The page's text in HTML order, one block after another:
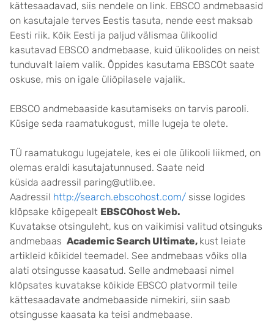
kättesaadavad, siis nendele on link. EBSCO andmebaasid
on kasutajale terves Eestis tasuta, nende eest maksab
Eesti riik. Kõik Eesti ja paljud välismaa ülikoolid
kasutavad EBSCO andmebaase, kuid ülikoolides on neist
tunduvalt laiem valik. Õppides kasutama EBSCOt saate
oskuse, mis on igale üliõpilasele vajalik.
EBSCO andmebaaside kasutamiseks on tarvis parooli.
Küsige seda raamatukogust, mille lugeja te olete.
TÜ raamatukogu lugejatele, kes ei ole ülikooli liikmed, on
olemas eraldi kasutajatunnused. Saate neid
küsida aadressil paring@utlib.ee.
Aadressil http://search.ebscohost.com/ sisse logides
klõpsake kõigepealt EBSCOhost Web.
Kuvatakse otsinguleht, kus on vaikimisi valitud otsinguks
andmebaas Academic Search Ultimate, kust leiate
artikleid kõikidel teemadel. See andmebaas võiks olla
alati otsingusse kaasatud. Selle andmebaasi nimel
klõpsates kuvatakse kõikide EBSCO platvormil teile
kättesaadavate andmebaaside nimekiri, siin saab
otsingusse kaasata ka teisi andmebaase.